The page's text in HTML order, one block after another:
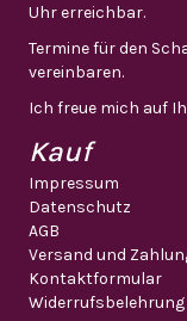
Uhr erreichbar.
Termine für den
vereinbaren.
Ich freue mich auf
Kauf
Impressum
Datenschutz
AGB
Versand und
Kontaktformular
Widerrufsbelehrung